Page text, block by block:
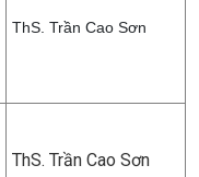
ThS. Trần Cao Sơn
ThS. Trần Cao Sơn